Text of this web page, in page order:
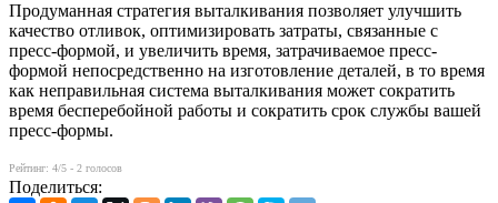
Продуманная стратегия выталкивания позволяет улучшить
качество отливок, оптимизировать затраты, связанные с
пресс-формой, и увеличить время, затрачиваемое пресс-
формой непосредственно на изготовление деталей, в то время
как неправильная система выталкивания может сократить
время бесперебойной работы и сократить срок службы вашей
пресс-формы.
Рейтинг: 4/5 - 2 голосов
Поделиться: